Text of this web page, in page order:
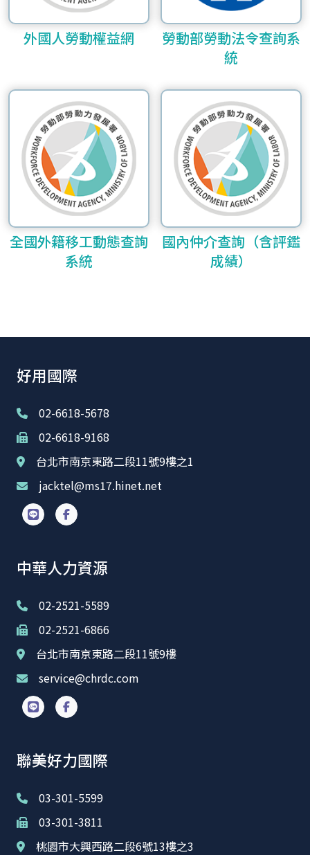
外國人勞動權益網
勞動部勞動法令查詢系
統
全國外籍移工動態查詢
系統
國內仲介查詢（含評鑑
成績）
好用國際
02-6618-5678
02-6618-9168
台北市南京東路二段11號9樓之1
jacktel@ms17.hinet.net
中華人力資源
02-2521-5589
02-2521-6866
台北市南京東路二段11號9樓
service@chrdc.com
聯美好力國際
03-301-5599
03-301-3811
桃園市大興西路二段6號13樓之3